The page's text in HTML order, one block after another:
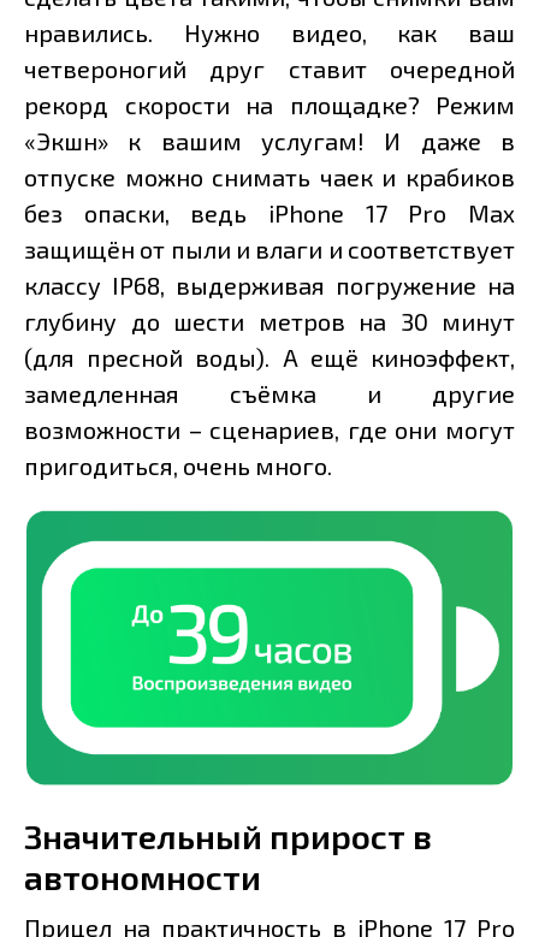
нравились. Нужно видео, как ваш
четвероногий друг ставит очередной
рекорд скорости на площадке? Режим
«Экшн» к вашим услугам! И даже в
отпуске можно снимать чаек и крабиков
без опаски, ведь iPhone 17 Pro Max
защищён от пыли и влаги и соответствует
классу IP68, выдерживая погружение на
глубину до шести метров на 30 минут
(для пресной воды). А ещё киноэффект,
замедленная съёмка и другие
возможности – сценариев, где они могут
пригодиться, очень много.
Значительный прирост в
автономности
Прицел на практичность в iPhone 17 Pro